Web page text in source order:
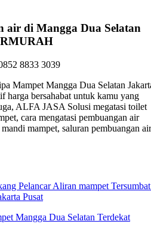
air di Mangga Dua Selatan
8833 3039
Mampet Mangga Dua Selatan
harga bersahabat untuk kamu yang
ALFA JASA Solusi megatasi toilet
cara mengatasi pembuangan air
mampet, saluran pembuangan air
Pelancar Aliran mampet
Pusat
Mangga Dua Selatan Terdekat